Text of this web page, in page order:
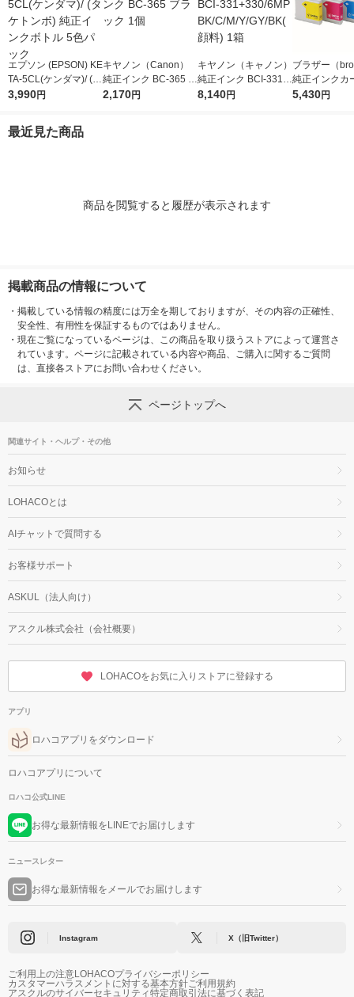
エプソン (EPSON) KE
TA-5CL(ケンダマ)/ (タ
ケトンボ) 純正インク
3,990円
キヤノン（Canon）
純正インク BC-365 ブ
ラック 1個
2,170円
キヤノン（キャノン）
純正インク BCI-331+
330/6MP BK/C/M/Y/G
8,140円
ブラザー（
純正インクカ
ジ LC10-4PK
5,430円
最近見た商品
商品を閲覧すると履歴が表示されます
掲載商品の情報について
・ 掲載している情報の精度には万全を期しておりますが、その内容の正確性、
安全性、有用性を保証するものではありません。
・ 現在ご覧になっているページは、この商品を取り扱うストアによって運営さ
れています。ページに記載されている内容や商品、ご購入に関するご質問
は、直接各ストアにお問い合わせください。
ページトップへ
関連サイト・ヘルプ・その他
お知らせ
LOHACOとは
AIチャットで質問する
お客様サポート
ASKUL（法人向け）
アスクル株式会社（会社概要）
LOHACOをお気に入りストアに登録する
アプリ
ロハコアプリをダウンロード
ロハコアプリについて
ロハコ公式LINE
お得な最新情報をLINEでお届けします
ニュースレター
お得な最新情報をメールでお届けします
Instagram X（旧Twitter）
ご利用上の注意LOHACOプライバシーポリシー
カスタマーハラスメントに対する基本方針ご利用規約
アスクルのサイバーセキュリティ特定商取引法に基づく表記